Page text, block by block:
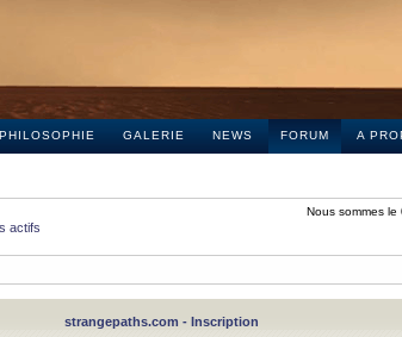
PHILOSOPHIE GALERIE NEWS FORUM A
Nous sommes
actifs
strangepaths.com - Inscription